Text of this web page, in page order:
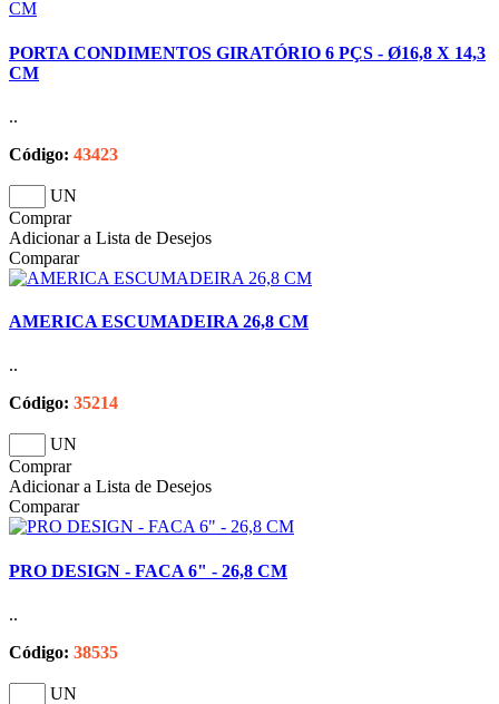
PORTA CONDIMENTOS GIRATÓRIO 6 PÇS - Ø16,8 X 14,3
CM
..
Código: 43423
UN
Comprar
Adicionar a Lista de Desejos
Comparar
AMERICA ESCUMADEIRA 26,8 CM
..
Código: 35214
UN
Comprar
Adicionar a Lista de Desejos
Comparar
PRO DESIGN - FACA 6" - 26,8 CM
..
Código: 38535
UN